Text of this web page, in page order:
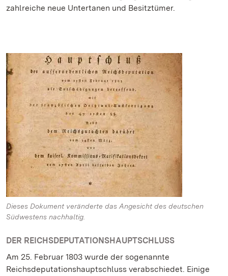
zahlreiche neue Untertanen und Besitztümer.
Dieses Dokument veränderte das Angesicht des deutschen
Südwestens nachhaltig.
DER REICHSDEPUTATIONSHAUPTSCHLUSS
Am 25. Februar 1803 wurde der sogenannte
Reichsdeputationshauptschluss verabschiedet. Einige